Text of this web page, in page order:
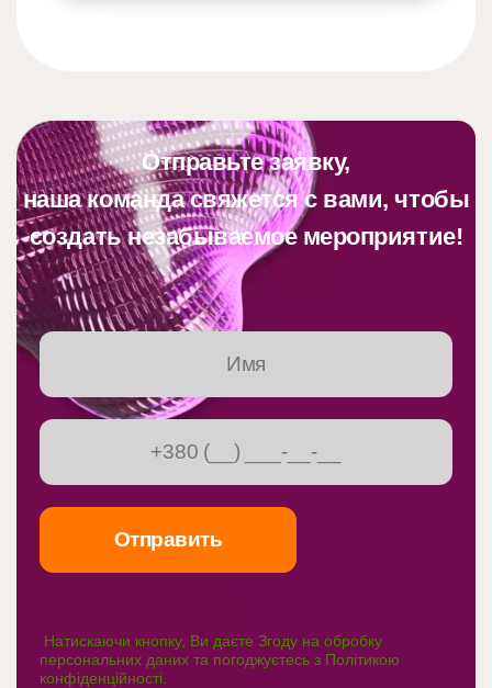
Отправьте заявку,
наша команда свяжется с вами, чтобы
создать незабываемое мероприятие!
Натискаючи кнопку, Ви даєте Згоду на обробку
персональних даних та погоджуєтесь з Політикою
конфіденційності